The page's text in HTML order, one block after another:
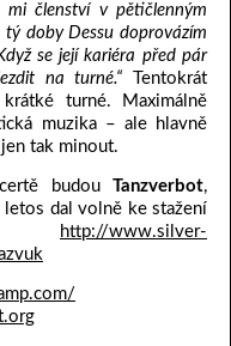
členství v pětičlenným
doby Dessu doprovázím
se její kariéra před pár
na turné.“ Tentokrát
turné. Maximálně
muzika – ale hlavně
tak minout.
budou Tanzverbot,
dal volně ke stažení
http://www.silver-